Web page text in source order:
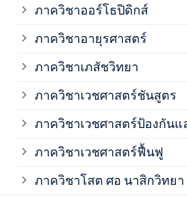
ภาควิชาออร์โธปิดิกส์
ภาควิชาอายุรศาสตร์
ภาควิชาเภสัชวิทยา
ภาควิชาเวชศาสตร์ชันสูตร
ภาควิชาเวชศาสตร์ป้องกันแ
ภาควิชาเวชศาสตร์ฟื้นฟู
ภาควิชาโสต ศอ นาสิกวิทยา